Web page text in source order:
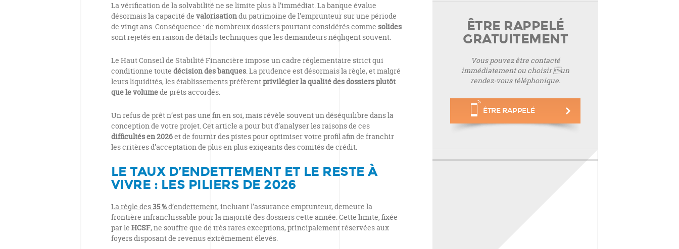
La vérification de la solvabilité ne se limite plus à l’immédiat. La banque évalue
désormais la capacité de valorisationdu patrimoine de l’emprunteur sur une période
de vingt ans. Conséquence : de nombreux dossiers pourtant considérés comme solides
sont rejetés en raison de détails techniques que les demandeurs négligent souvent.
Le Haut Conseil de Stabilité Financière impose un cadre réglementaire strict qui
conditionne toute décision des banques. La prudence est désormais la règle, et malgré
leurs liquidités, les établissements préfèrentprivilégier la qualité des dossiers plutôt
que le volumede prêts accordés.
Un refus de prêt n’est pas une fin en soi, mais révèle souvent un déséquilibre dans la
conception de votre projet. Cet article a pour but d’analyser les raisons de ces
difficultés en 2026et de fournir des pistes pour optimiser votre profil afin de franchir
les critères d’acceptation de plus en plus exigeants des comités de crédit.
LE TAUX D’ENDETTEMENT ET LE RESTE À
VIVRE : LES PILIERS DE 2026
La règle des35 %d’endettement, incluant l’assurance emprunteur, demeure la
frontière infranchissable pour la majorité des dossiers cette année. Cette limite, fixée
par le HCSF, ne souffre que de très rares exceptions, principalement réservées aux
foyers disposant de revenus extrêmement élevés.
ÊTRE RAPPELÉ
GRATUITEMENT
Vous pouvez être contacté
immédiatement ou choisir un
rendez-vous téléphonique.
ÊTRE RAPPELÉ